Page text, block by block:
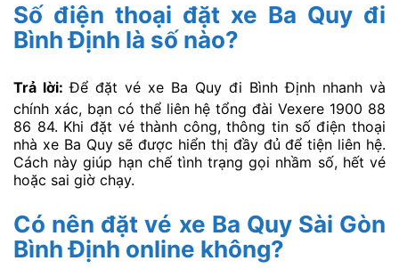
Số điện thoại đặt xe Ba Quy đi
Bình Định là số nào?
Trả lời:Để đặt vé xe Ba Quy đi Bình Định nhanh và
chính xác, bạn có thể liên hệ tổng đài Vexere 1900 88
86 84. Khi đặt vé thành công, thông tin số điện thoại
nhà xe Ba Quy sẽ được hiển thị đầy đủ để tiện liên hệ.
Cách này giúp hạn chế tình trạng gọi nhầm số, hết vé
hoặc sai giờ chạy.
Có nên đặt vé xe Ba Quy Sài Gòn
Bình Định online không?